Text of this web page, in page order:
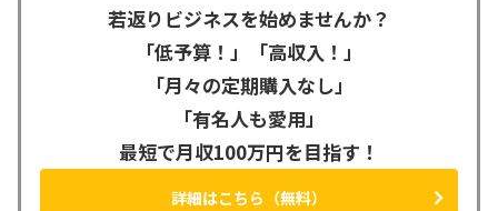
若返りビジネスを始めませんか？
「低予算！」「高収入！」
「月々の定期購入なし」
「有名人も愛用」
最短で月収100万円を目指す！
詳細はこちら（無料）